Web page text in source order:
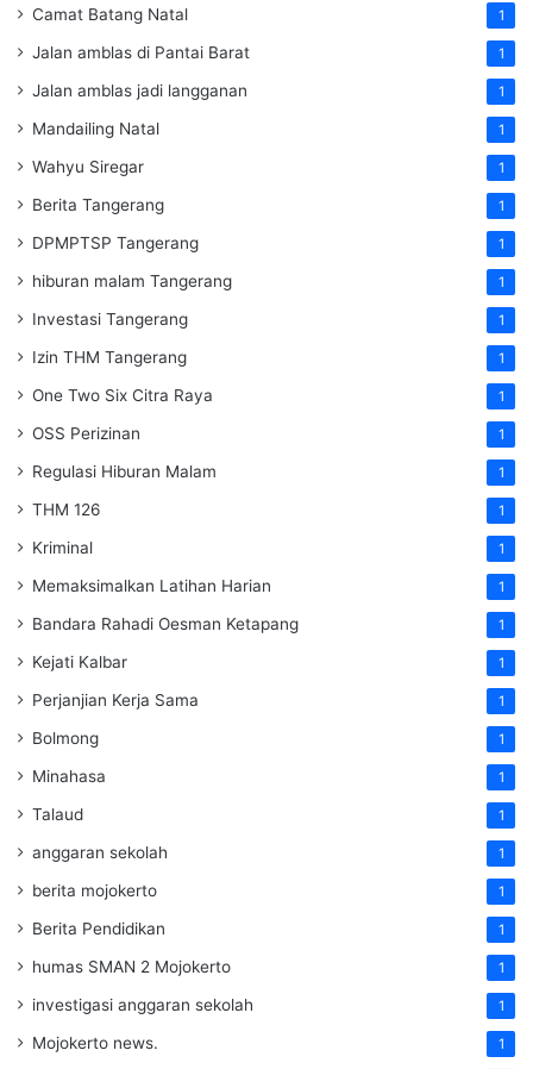
Camat Batang Natal 1
Jalan amblas di Pantai Barat 1
Jalan amblas jadi langganan 1
Mandailing Natal 1
Wahyu Siregar 1
Berita Tangerang 1
DPMPTSP Tangerang 1
hiburan malam Tangerang 1
Investasi Tangerang 1
Izin THM Tangerang 1
One Two Six Citra Raya 1
OSS Perizinan 1
Regulasi Hiburan Malam 1
THM 126 1
Kriminal 1
Memaksimalkan Latihan Harian 1
Bandara Rahadi Oesman Ketapang 1
Kejati Kalbar 1
Perjanjian Kerja Sama 1
Bolmong 1
Minahasa 1
Talaud 1
anggaran sekolah 1
berita mojokerto 1
Berita Pendidikan 1
humas SMAN 2 Mojokerto 1
investigasi anggaran sekolah 1
Mojokerto news. 1